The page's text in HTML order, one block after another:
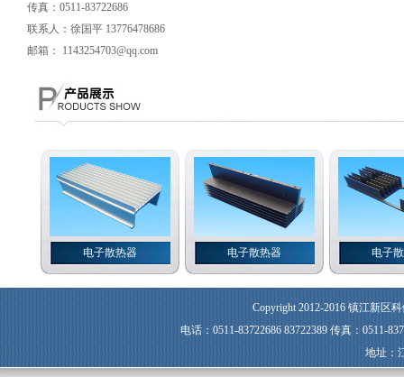
传真：0511-83722686
联系人：徐国平 13776478686
邮箱： 1143254703@qq.com
电子散热器 电子散热器 电子散热
Copyright 2012-2016 镇江新区
电话：0511-83722686 83722389 传真：0511-
地址：